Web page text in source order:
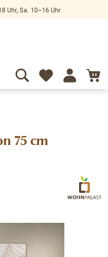
Uhr, Sa. 10–16 Uhr
75 cm